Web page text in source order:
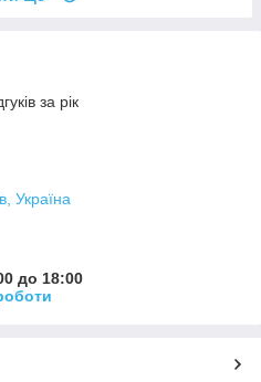
за рік
Україна
до 18:00